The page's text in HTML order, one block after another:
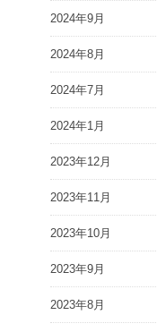
2024年9月
2024年8月
2024年7月
2024年1月
2023年12月
2023年11月
2023年10月
2023年9月
2023年8月